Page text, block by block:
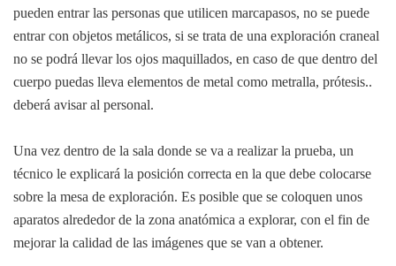
pueden entrar las personas que utilicen marcapasos, no se puede
entrar con objetos metálicos, si se trata de una exploración craneal
no se podrá llevar los ojos maquillados, en caso de que dentro del
cuerpo puedas lleva elementos de metal como metralla, prótesis..
deberá avisar al personal.
Una vez dentro de la sala donde se va a realizar la prueba, un
técnico le explicará la posición correcta en la que debe colocarse
sobre la mesa de exploración. Es posible que se coloquen unos
aparatos alrededor de la zona anatómica a explorar, con el fin de
mejorar la calidad de las imágenes que se van a obtener.